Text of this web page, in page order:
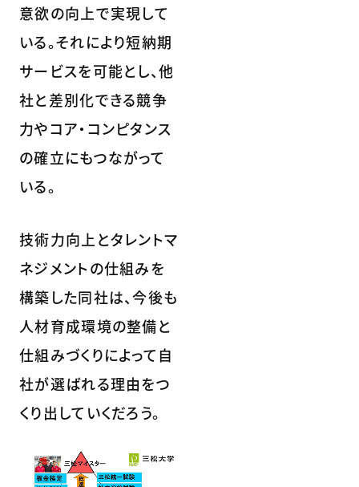
意欲の向上で実現して
いる。それにより短納期
サービスを可能とし、他
社と差別化できる競争
力やコア・コンピタンス
の確立にもつながって
いる。
技術力向上とタレントマ
ネジメントの仕組みを
構築した同社は、今後も
人材育成環境の整備と
仕組みづくりによって自
社が選ばれる理由をつ
くり出していくだろう。